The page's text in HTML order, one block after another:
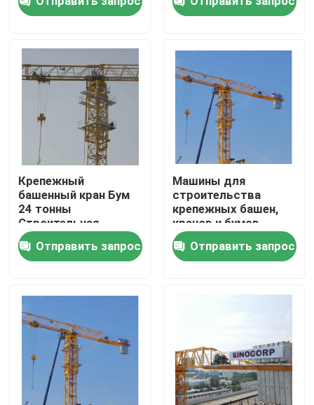
Ролики
О Компании
Наша фабрика
контроль качества
контактные данные
Отправить запрос
Плоский верхний кран башни
Кран башни бабы молота
Крепежный
башенный кран Бум
24 тонны
Строительная
техника QTP8025-
24tОтправить запрос
Машины для
строительства
крепежных башен,
кранов и бумов
Отправить запрос